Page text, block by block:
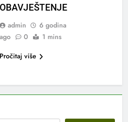
OBAVJEŠTENJE
admin
6 godina
ago
0
1 mins
Pročitaj više